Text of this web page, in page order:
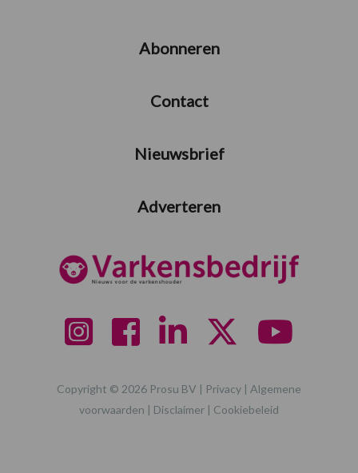
Abonneren
Contact
Nieuwsbrief
Adverteren
Copyright © 2026 Prosu BV | Privacy | Algemene
voorwaarden | Disclaimer | Cookiebeleid